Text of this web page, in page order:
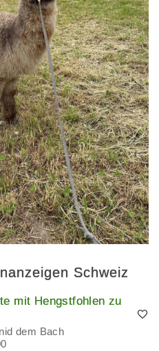
Schweiz
mit Hengstfohlen zu
dem Bach